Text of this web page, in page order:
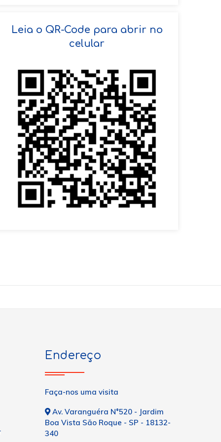
VOLTAR
Leia o QR-Code para abrir no
celular
Endereço
Faça-nos uma visita
Av. Varanguéra N°520 - Jardim
Boa Vista São Roque - SP - 18132-
340